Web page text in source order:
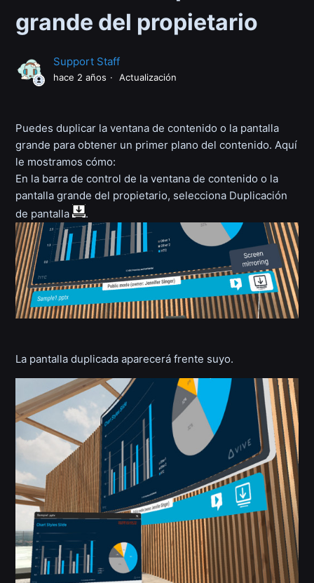
grande del propietario
Support Staff
hace 2 años Actualización
Puedes duplicar la ventana de contenido o la pantalla
grande para obtener un primer plano del contenido. Aquí
le mostramos cómo:
En la barra de control de la ventana de contenido o la
pantalla grande del propietario, selecciona Duplicación
de pantalla
.
La pantalla duplicada aparecerá frente suyo.